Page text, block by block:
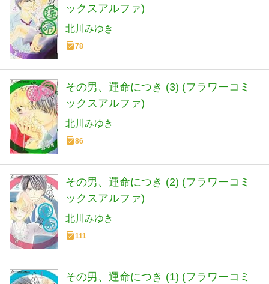
ックスアルファ)
北川みゆき
78
その男、運命につき (3) (フラワーコミ
ックスアルファ)
北川みゆき
86
その男、運命につき (2) (フラワーコミ
ックスアルファ)
北川みゆき
111
その男、運命につき (1) (フラワーコミ